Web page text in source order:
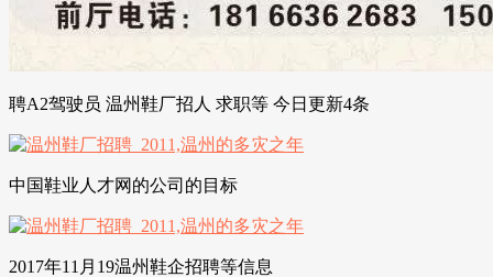
聘A2驾驶员 温州鞋厂招人 求职等 今日更新4条
中国鞋业人才网的公司的目标
2017年11月19温州鞋企招聘等信息